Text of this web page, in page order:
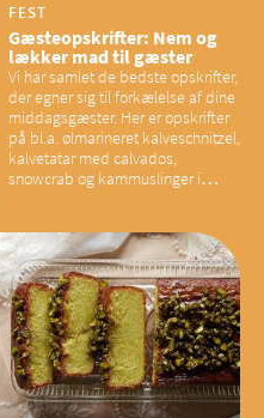
FEST
Gæsteopskrifter: Nem og
lækker mad til gæster
Vi har samlet de bedste opskrifter,
der egner sig til forkælelse af dine
middagsgæster. Her er opskrifter
på bl.a. ølmarineret kalveschnitzel,
kalvetatar med calvados,
snowcrab og kammuslinger i